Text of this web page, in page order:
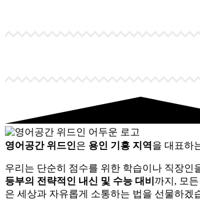
영어공간 위드인은 용인 기흥 지역을 대표하
우리는 단순히 점수를 위한 학습이나 직장인
등부의 전략적인 내신 및 수능 대비 까지, 모
은 세상과 자유롭게 소통하는 법을 선물하겠